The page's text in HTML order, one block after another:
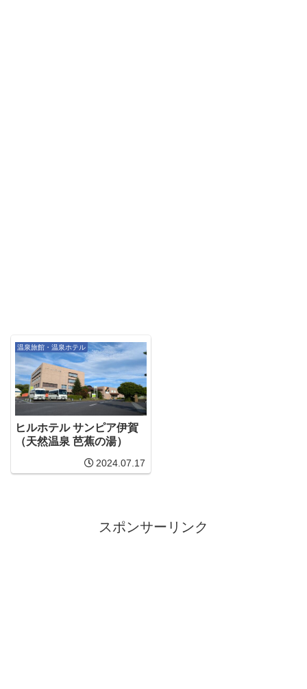
温泉旅館・温泉ホテル
ヒルホテル サンピア伊賀
（天然温泉 芭蕉の湯）
2024.07.17
スポンサーリンク